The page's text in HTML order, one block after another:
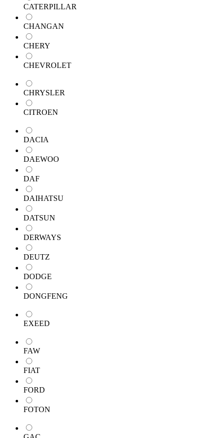
CATERPILLAR
CHANGAN
CHERY
CHEVROLET
CHRYSLER
CITROEN
DACIA
DAEWOO
DAF
DAIHATSU
DATSUN
DERWAYS
DEUTZ
DODGE
DONGFENG
EXEED
FAW
FIAT
FORD
FOTON